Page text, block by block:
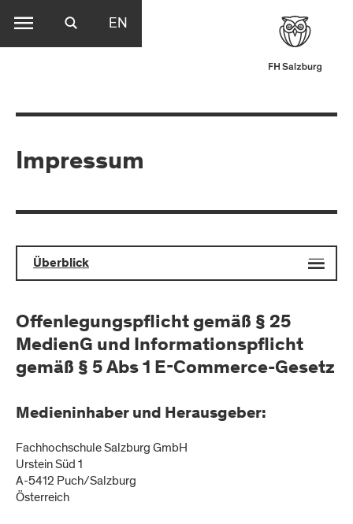
EN
Impressum
Überblick
Offenlegungspflicht gemäß § 25
MedienG und Informationspflicht
gemäß § 5 Abs 1 E-Commerce-Gesetz
Medieninhaber und Herausgeber:
Fachhochschule Salzburg GmbH
Urstein Süd 1
A-5412 Puch/Salzburg
Österreich